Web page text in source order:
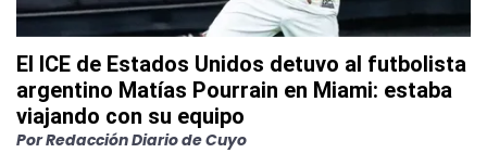
El ICE de Estados Unidos detuvo al futbolista
argentino Matías Pourrain en Miami: estaba
viajando con su equipo
PorRedacción Diario de Cuyo